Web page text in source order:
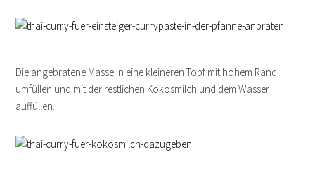
Die angebratene Masse in eine kleineren Topf mit hohem Rand
umfüllen und mit der restlichen Kokosmilch und dem Wasser
auffüllen.